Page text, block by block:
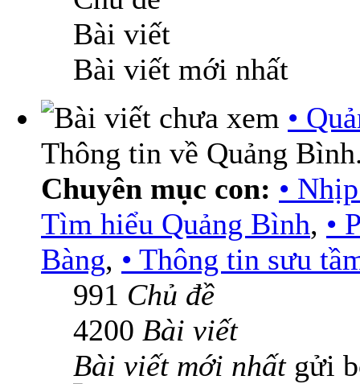
Bài viết
Bài viết mới nhất
•
Thông tin về Quảng
Chuyên mục con: •
Tìm hiểu Quảng Bình, •
Bàng, • Thông tin sưu
991 Chủ đề
4200 Bài viết
Bài viết mới nhấtgửi